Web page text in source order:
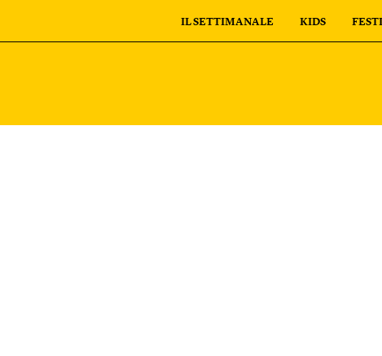
IL SETTIMANALE KIDS